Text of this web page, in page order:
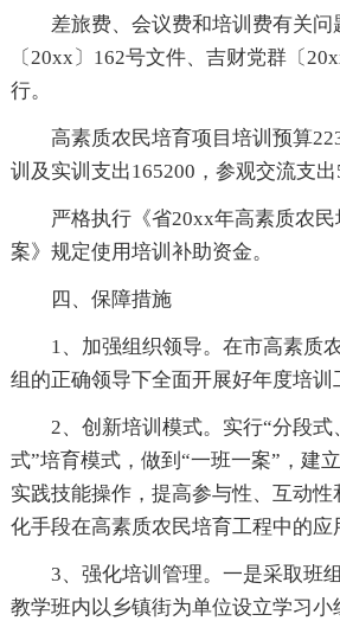
差旅费、会议费和培训费有关
〔20xx〕162号文件、吉财党群〔
行。
高素质农民培育项目培训预算
训及实训支出165200，参观交流支出
严格执行《省20xx年高素质农
案》规定使用培训补助资金。
四、保障措施
1、加强组织领导。在市高素质
组的正确领导下全面开展好年度培训
2、创新培训模式。实行“分段
式”培育模式，做到“一班一案”，建
实践技能操作，提高参与性、互动
化手段在高素质农民培育工程中的应
3、强化培训管理。一是采取班
教学班内以乡镇街为单位设立学习小